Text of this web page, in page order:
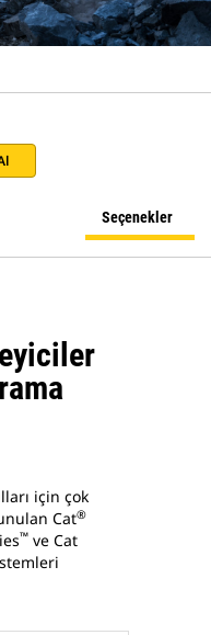
Seçenekler
için çok
Cat®
™ ve Cat